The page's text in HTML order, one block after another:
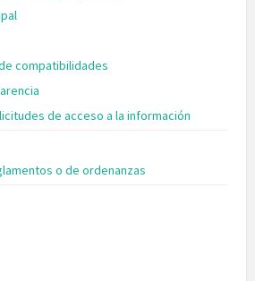
compatibilidades
de acceso a la información
o de ordenanzas